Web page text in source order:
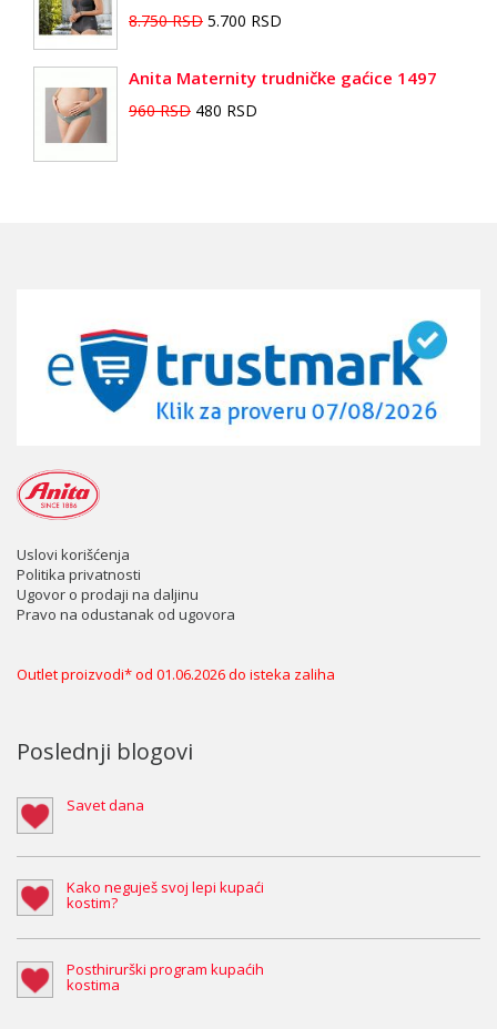
8.750 RSD 5.700 RSD
Anita Maternity trudničke gaćice 1497
960 RSD 480 RSD
Uslovi korišćenja
Politika privatnosti
Ugovor o prodaji na daljinu
Pravo na odustanak od ugovora
Outlet proizvodi* od 01.06.2026 do isteka zaliha
Poslednji blogovi
Savet dana
Kako neguješ svoj lepi kupaći
kostim?
Posthirurški program kupaćih
kostima